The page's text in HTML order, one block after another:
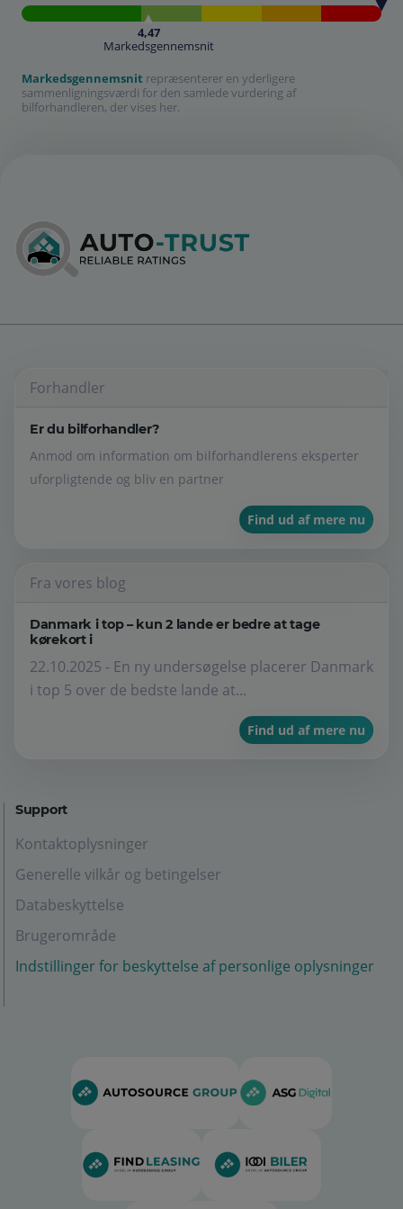
4,47
Markedsgennemsnit
Markedsgennemsnit repræsenterer en yderligere
sammenligningsværdi for den samlede vurdering af
bilforhandleren, der vises her.
Forhandler
Er du bilforhandler?
Anmod om information om bilforhandlerens eksperter
uforpligtende og bliv en partner
Find ud af mere nu
Fra vores blog
Danmark i top – kun 2 lande er bedre at tage
kørekort i
22.10.2025 - En ny undersøgelse placerer Danmark
i top 5 over de bedste lande at...
Find ud af mere nu
Support
Kontaktoplysninger
Generelle vilkår og betingelser
Databeskyttelse
Brugerområde
Indstillinger for beskyttelse af personlige oplysninger